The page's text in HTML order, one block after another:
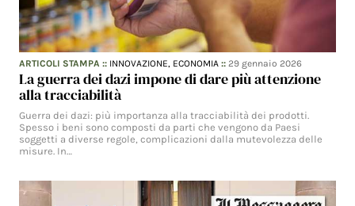
ARTICOLI STAMPA :: INNOVAZIONE, ECONOMIA ::29 gennaio 2026
La guerra dei dazi impone di dare più attenzione
alla tracciabilità
Guerra dei dazi: più importanza alla tracciabilità dei prodotti.
Spesso i beni sono composti da parti che vengono da Paesi
soggetti a diverse regole, complicazioni dalla mutevolezza delle
misure. In…